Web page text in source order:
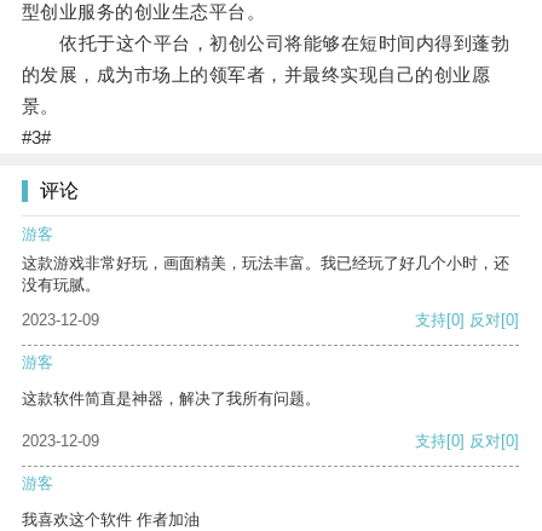
型创业服务的创业生态平台。
依托于这个平台，初创公司将能够在短时间内得到蓬勃
的发展，成为市场上的领军者，并最终实现自己的创业愿
景。
#3#
评论
游客
这款游戏非常好玩，画面精美，玩法丰富。我已经玩了好几个小时，还
没有玩腻。
2023-12-09
支持[0] 反对[0]
游客
这款软件简直是神器，解决了我所有问题。
2023-12-09 支持[0] 反对[0]
游客
我喜欢这个软件 作者加油